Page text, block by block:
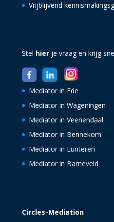
Vrijblijvend
Stel hierje vraag en krijg
Mediator in Ede
Mediator in Wageningen
Mediator in Veenendaal
Mediator in Bennekom
Mediator in Lunteren
Mediator in Barneveld
Circles-Mediation